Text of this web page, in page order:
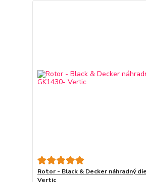
Rotor - Black & Decker náhradný
Vertic